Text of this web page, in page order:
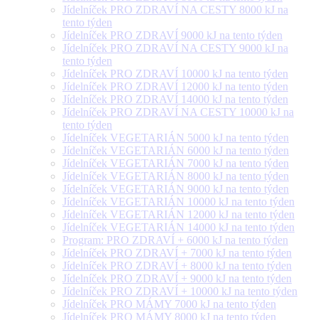
Jídelníček PRO ZDRAVÍ NA CESTY 8000 kJ na
tento týden
Jídelníček PRO ZDRAVÍ 9000 kJ na tento týden
Jídelníček PRO ZDRAVÍ NA CESTY 9000 kJ na
tento týden
Jídelníček PRO ZDRAVÍ 10000 kJ na tento týden
Jídelníček PRO ZDRAVÍ 12000 kJ na tento týden
Jídelníček PRO ZDRAVÍ 14000 kJ na tento týden
Jídelníček PRO ZDRAVÍ NA CESTY 10000 kJ na
tento týden
Jídelníček VEGETARIÁN 5000 kJ na tento týden
Jídelníček VEGETARIÁN 6000 kJ na tento týden
Jídelníček VEGETARIÁN 7000 kJ na tento týden
Jídelníček VEGETARIÁN 8000 kJ na tento týden
Jídelníček VEGETARIÁN 9000 kJ na tento týden
Jídelníček VEGETARIÁN 10000 kJ na tento týden
Jídelníček VEGETARIÁN 12000 kJ na tento týden
Jídelníček VEGETARIÁN 14000 kJ na tento týden
Program: PRO ZDRAVÍ + 6000 kJ na tento týden
Jídelníček PRO ZDRAVÍ + 7000 kJ na tento týden
Jídelníček PRO ZDRAVÍ + 8000 kJ na tento týden
Jídelníček PRO ZDRAVÍ + 9000 kJ na tento týden
Jídelníček PRO ZDRAVÍ + 10000 kJ na tento týden
Jídelníček PRO MÁMY 7000 kJ na tento týden
Jídelníček PRO MÁMY 8000 kJ na tento týden